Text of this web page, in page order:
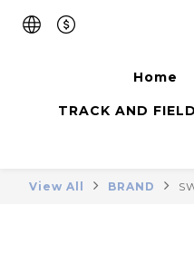
Home
TRACK AND
View All BRAND